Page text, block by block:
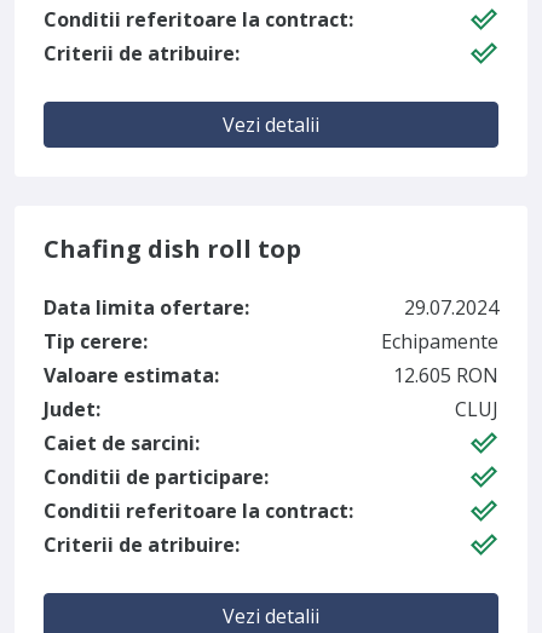
Conditii referitoare la contract:
Criterii de atribuire:
Vezi detalii
Chafing dish roll top
Data limita ofertare:
29.07.2024
Tip cerere:
Echipamente
Valoare estimata:
12.605 RON
Judet:
CLUJ
Caiet de sarcini:
Conditii de participare:
Conditii referitoare la contract:
Criterii de atribuire:
Vezi detalii